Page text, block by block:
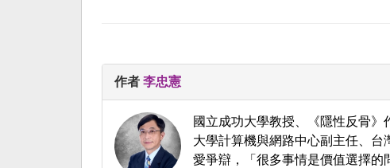
作者 李忠憲
國立成功大學教授、《隱性反骨
大學計算機與網路中心副主任、
愛爭辯，「很多事情是價值選擇的